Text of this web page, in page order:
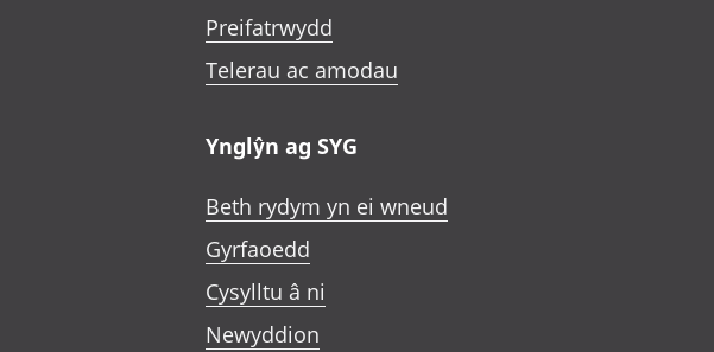
Preifatrwydd
Telerau ac amodau
Ynglŷn ag SYG
Beth rydym yn ei wneud
Gyrfaoedd
Cysylltu â ni
Newyddion